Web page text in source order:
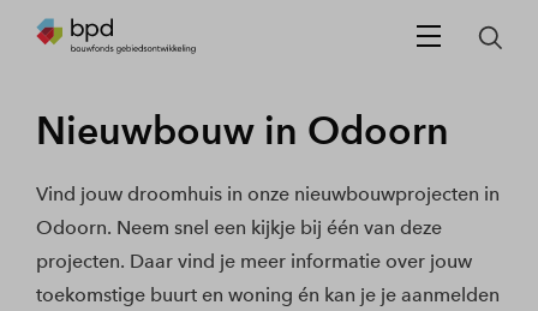
Nieuwbouw in Odoorn
Vind jouw droomhuis in onze nieuwbouwprojecten in
Odoorn. Neem snel een kijkje bij één van deze
projecten. Daar vind je meer informatie over jouw
toekomstige buurt en woning én kan je je aanmelden